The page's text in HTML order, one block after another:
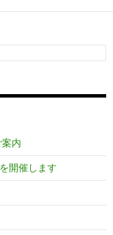
内
開催します